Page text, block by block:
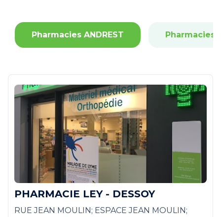
Pharmacies ANDREST Pharmacies
PHARMACIE LEY - DESSOY
RUE JEAN MOULIN; ESPACE JEAN MOULIN;